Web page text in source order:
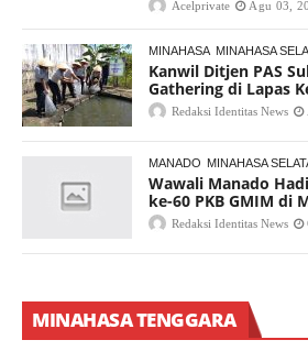
Acelprivate Agu 03,
MINAHASA MINAHASA
Kanwil Ditjen PAS
Gathering di Lapas
Redaksi Identitas News
MANADO MINAHASA
Wawali Manado
ke-60 PKB GMIM di
Redaksi Identitas News
MINAHASA TENGGARA